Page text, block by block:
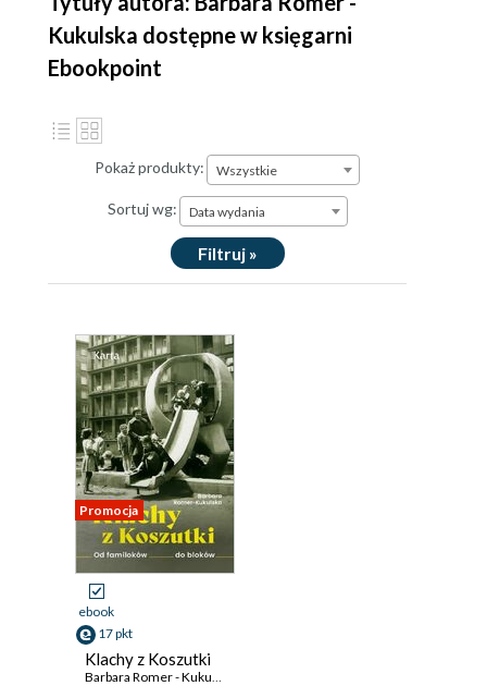
Kukulska dostępne w księgarni
Ebookpoint
Pokaż produkty: Wszystkie
Sortuj wg: Data wydania
Filtruj »
Promocja
ebook
17 pkt
Klachy z Koszutki
Barbara Romer - Kukulska